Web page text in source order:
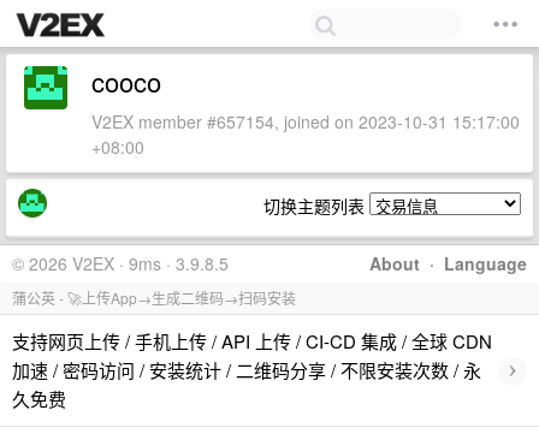
cooco
V2EX member #657154, joined on 2023-10-31 15:17:00
+08:00
切换主题列表
About · Language
© 2026 V2EX · 9ms · 3.9.8.5
蒲公英 - 🚀上传App→生成二维码→扫码安装
支持网页上传 / 手机上传 / API 上传 / CI-CD 集成 / 全球 CDN
加速 / 密码访问 / 安装统计 / 二维码分享 / 不限安装次数 / 永
久免费
›